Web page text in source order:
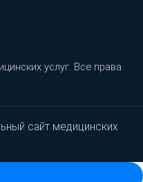
услуг. Все права
сайт медицинских